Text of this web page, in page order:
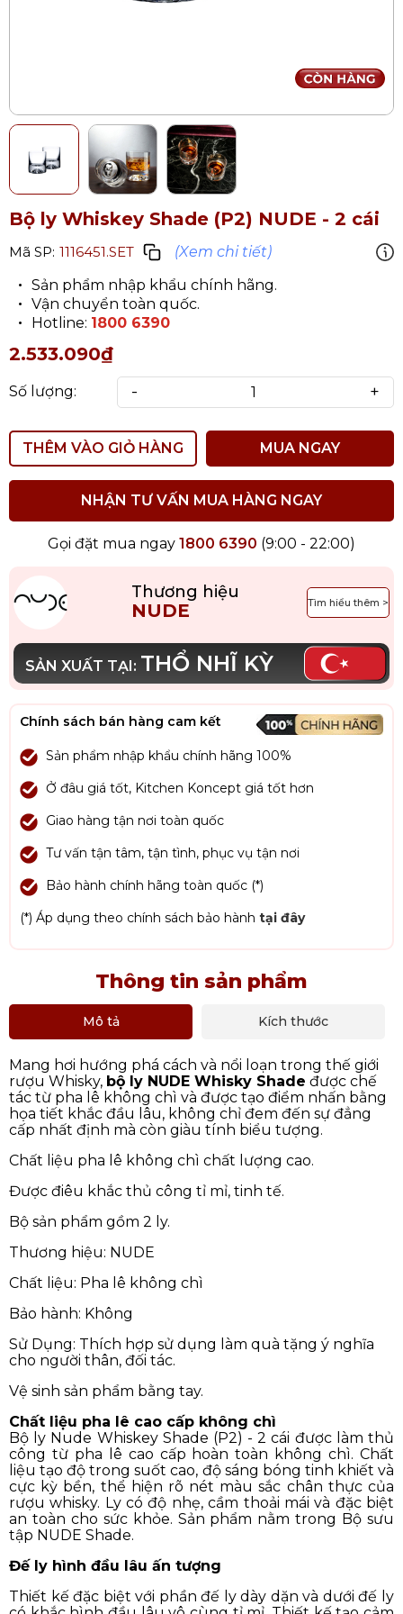
Bộ ly Whiskey Shade (P2) NUDE - 2 cái
Mã SP: 1116451.SET
(Xem chi tiết)
Sản phẩm nhập khẩu chính hãng.
Vận chuyển toàn quốc.
Hotline: 1800 6390
2.533.090₫
Số lượng: - +
THÊM VÀO GIỎ HÀNG MUA NGAY
NHẬN TƯ VẤN MUA HÀNG NGAY
Gọi đặt mua ngay 1800 6390 (9:00 - 22:00)
Thương hiệu
NUDE Tìm hiểu thêm >
SẢN XUẤT TẠI: THỔ NHĨ KỲ
Chính sách bán hàng cam kết
Sản phẩm nhập khẩu chính hãng 100%
Ở đâu giá tốt, Kitchen Koncept giá tốt hơn
Giao hàng tận nơi toàn quốc
Tư vấn tận tâm, tận tình, phục vụ tận nơi
Bảo hành chính hãng toàn quốc (*)
(*) Áp dụng theo chính sách bảo hành tại đây
Thông tin sản phẩm
Mô tả Kích thước
Mang hơi hướng phá cách và nổi loạn trong thế giới
rượu Whisky, bộ ly NUDE Whisky Shade được chế
tác từ pha lê không chì và được tạo điểm nhấn bằng
họa tiết khắc đầu lâu, không chỉ đem đến sự đẳng
cấp nhất định mà còn giàu tính biểu tượng.
Chất liệu pha lê không chì chất lượng cao.
Được điêu khắc thủ công tỉ mỉ, tinh tế.
Bộ sản phẩm gồm 2 ly.
Thương hiệu: NUDE
Chất liệu: Pha lê không chì
Bảo hành: Không
Sử Dụng: Thích hợp sử dụng làm quà tặng ý nghĩa
cho người thân, đối tác.
Vệ sinh sản phẩm bằng tay.
Chất liệu pha lê cao cấp không chì
Bộ ly Nude Whiskey Shade (P2) - 2 cái được làm thủ
công từ pha lê cao cấp hoàn toàn không chì. Chất
liệu tạo độ trong suốt cao, độ sáng bóng tinh khiết và
cực kỳ bền, thể hiện rõ nét màu sắc chân thực của
rượu whisky. Ly có độ nhẹ, cầm thoải mái và đặc biệt
an toàn cho sức khỏe. Sản phẩm nằm trong Bộ sưu
tập NUDE Shade.
Đế ly hình đầu lâu ấn tượng
Thiết kế đặc biệt với phần đế ly dày dặn và dưới đế ly